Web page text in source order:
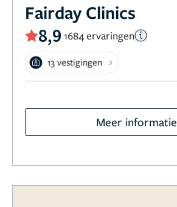
Fairday Clinics
8,9 1684 ervaringen
13 vestigingen
Meer informatie